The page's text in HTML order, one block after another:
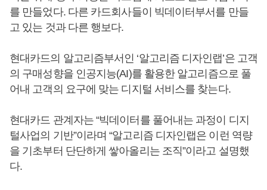
를 만들었다. 다른 카드회사들이 빅데이터부서를 만들
고 있는 것과 다른 행보다.
현대카드의 알고리즘부서인 ‘알고리즘 디자인랩’은 고객
의 구매성향을 인공지능(AI)를 활용한 알고리즘으로 풀
어내 고객의 요구에 맞는 디지털 서비스를 찾는다.
현대카드 관계자는 “빅데이터를 풀어내는 과정이 디지
털사업의 기반”이라며 “알고리즘 디자인랩은 이런 역량
을 기초부터 단단하게 쌓아올리는 조직”이라고 설명했
다.